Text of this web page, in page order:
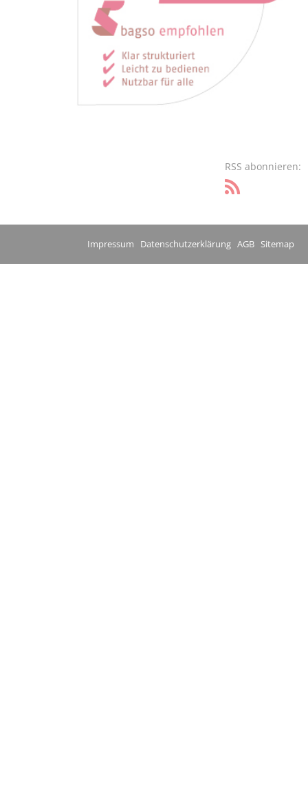
RSS abonnieren:
Impressum Datenschutzerklärung AGB Sitemap